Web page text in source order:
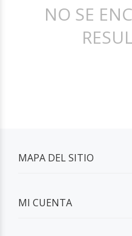
NO SE
MAPA DEL SITIO
MI CUENTA